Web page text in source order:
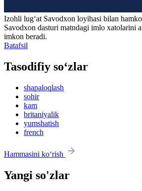
Izohli lugʻat Savodxon loyihasi bilan
Savodxon dasturi matndagi imlo xatolarini
imkon beradi.
Batafsil
Tasodifiy so‘zlar
shapaloqlash
sohir
kam
britaniyalik
yumshatish
french
Hammasini ko‘rish
Yangi so'zlar